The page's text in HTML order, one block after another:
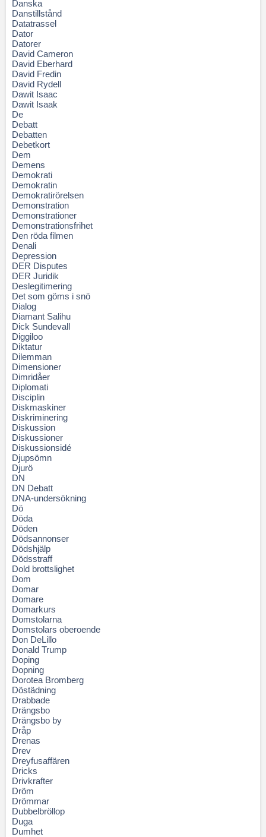
Danska
Danstillstånd
Datatrassel
Dator
Datorer
David Cameron
David Eberhard
David Fredin
David Rydell
Dawit Isaac
Dawit Isaak
De
Debatt
Debatten
Debetkort
Dem
Demens
Demokrati
Demokratin
Demokratirörelsen
Demonstration
Demonstrationer
Demonstrationsfrihet
Den röda filmen
Denali
Depression
DER Disputes
DER Juridik
Deslegitimering
Det som göms i snö
Dialog
Diamant Salihu
Dick Sundevall
Diggiloo
Diktatur
Dilemman
Dimensioner
Dimridåer
Diplomati
Disciplin
Diskmaskiner
Diskriminering
Diskussion
Diskussioner
Diskussionsidé
Djupsömn
Djurö
DN
DN Debatt
DNA-undersökning
Dö
Döda
Döden
Dödsannonser
Dödshjälp
Dödsstraff
Dold brottslighet
Dom
Domar
Domare
Domarkurs
Domstolarna
Domstolars oberoende
Don DeLillo
Donald Trump
Doping
Dopning
Dorotea Bromberg
Döstädning
Drabbade
Drängsbo
Drängsbo by
Dråp
Drenas
Drev
Dreyfusaffären
Dricks
Drivkrafter
Dröm
Drömmar
Dubbelbröllop
Duga
Dumhet